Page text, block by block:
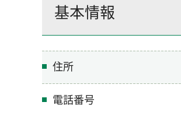
基本情報
住所
電話番号